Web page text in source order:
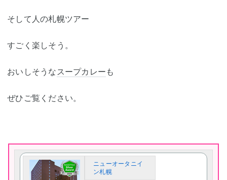
そして人の札幌ツアー
すごく楽しそう。
おいしそうな スープカレー も
ぜひご覧ください。
ニューオータニイ
ン札幌